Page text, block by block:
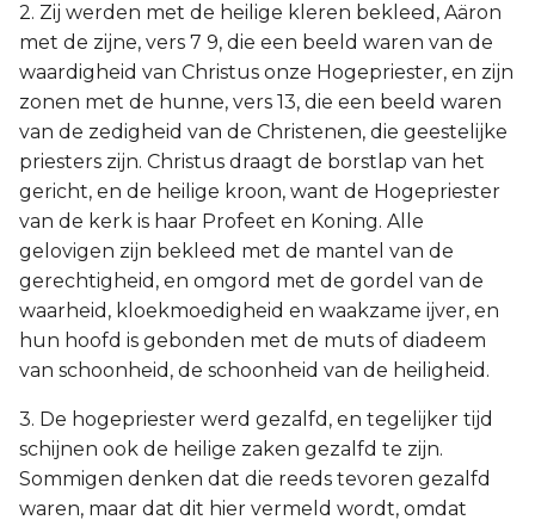
2. Zij werden met de heilige kleren bekleed, Aäron
met de zijne, vers 7 9, die een beeld waren van de
waardigheid van Christus onze Hogepriester, en zijn
zonen met de hunne, vers 13, die een beeld waren
van de zedigheid van de Christenen, die geestelijke
priesters zijn. Christus draagt de borstlap van het
gericht, en de heilige kroon, want de Hogepriester
van de kerk is haar Profeet en Koning. Alle
gelovigen zijn bekleed met de mantel van de
gerechtigheid, en omgord met de gordel van de
waarheid, kloekmoedigheid en waakzame ijver, en
hun hoofd is gebonden met de muts of diadeem
van schoonheid, de schoonheid van de heiligheid.
3. De hogepriester werd gezalfd, en tegelijker tijd
schijnen ook de heilige zaken gezalfd te zijn.
Sommigen denken dat die reeds tevoren gezalfd
waren, maar dat dit hier vermeld wordt, omdat